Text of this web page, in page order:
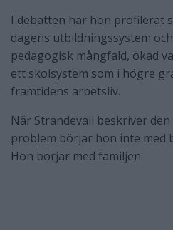
I debatten har hon profilerat
dagens utbildningssystem
pedagogisk mångfald, ökad
ett skolsystem som i högre
framtidens arbetsliv.
När Strandevall beskriver
problem börjar hon inte med
Hon börjar med familjen.